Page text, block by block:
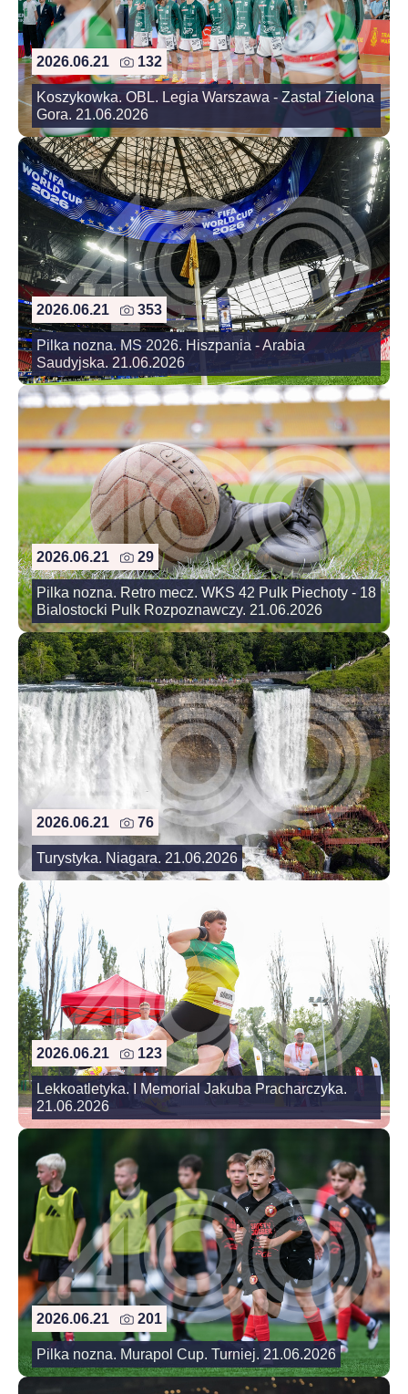
2026.06.21 132
Koszykowka. OBL. Legia Warszawa - Zastal Zielona
Gora. 21.06.2026
2026.06.21 353
Pilka nozna. MS 2026. Hiszpania - Arabia
Saudyjska. 21.06.2026
2026.06.21 29
Pilka nozna. Retro mecz. WKS 42 Pulk Piechoty - 18
Bialostocki Pulk Rozpoznawczy. 21.06.2026
2026.06.21 76
Turystyka. Niagara. 21.06.2026
2026.06.21 123
Lekkoatletyka. I Memorial Jakuba Pracharczyka.
21.06.2026
2026.06.21 201
Pilka nozna. Murapol Cup. Turniej. 21.06.2026